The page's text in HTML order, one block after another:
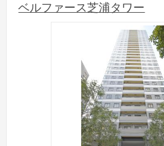
ベルファース芝浦タワー